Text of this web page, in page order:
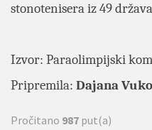
stonotenisera iz 49
Izvor: Paraolimpijski
Pripremila: Dajana
Pročitano 987 put(a)